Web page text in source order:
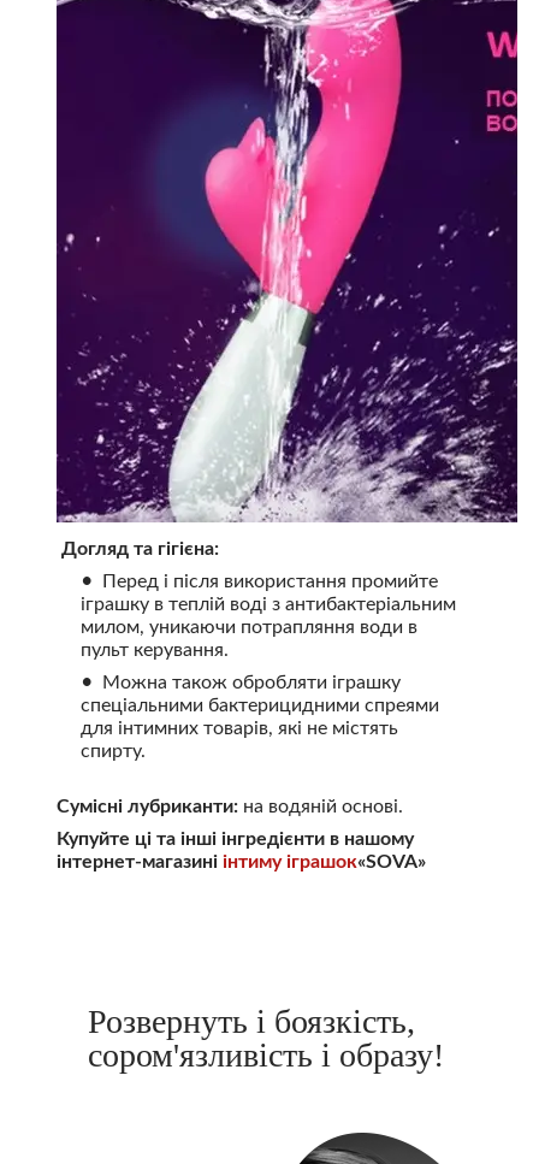
Догляд та гігієна:
Перед і після використання промийте
іграшку в теплій воді з антибактеріальним
милом, уникаючи потрапляння води в
пульт керування.
Можна також обробляти іграшку
спеціальними бактерицидними спреями
для інтимних товарів, які не містять
спирту.
Сумісні лубриканти:на водяній основі.
Купуйте ці та інші інгредієнти в нашому
інтернет-магазині інтиму іграшок«SOVA»
Розвернуть і боязкість,
сором'язливість і образу!